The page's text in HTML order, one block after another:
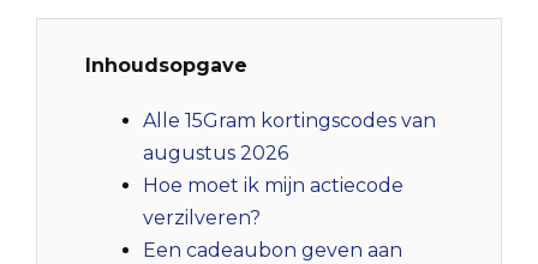
Inhoudsopgave
Alle 15Gram kortingscodes van
augustus 2026
Hoe moet ik mijn actiecode
verzilveren?
Een cadeaubon geven aan